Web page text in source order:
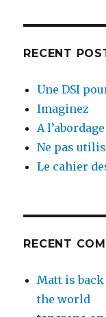
RECENT
Une DSI
Imaginez
A l’abordage
Ne pas
Le cahier
RECENT
Matt is
the world